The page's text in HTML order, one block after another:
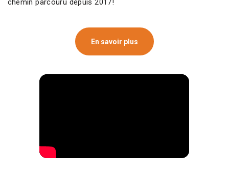
chemin parcouru depuis 2017!
En savoir plus